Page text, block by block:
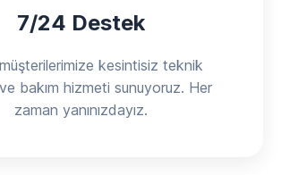
7/24 Destek
kesintisiz teknik
bakım hizmeti sunuyoruz. Her
zaman yanınızdayız.